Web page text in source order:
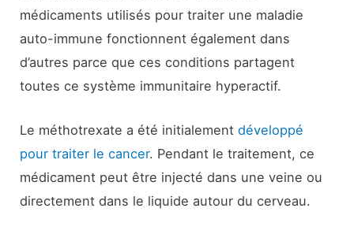
médicaments utilisés pour traiter une maladie
auto-immune fonctionnent également dans
d’autres parce que ces conditions partagent
toutes ce système immunitaire hyperactif.
Le méthotrexate a été initialementdéveloppé
pour traiter le cancer. Pendant le traitement, ce
médicament peut être injecté dans une veine ou
directement dans le liquide autour du cerveau.